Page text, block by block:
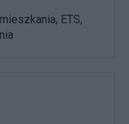
ETS,